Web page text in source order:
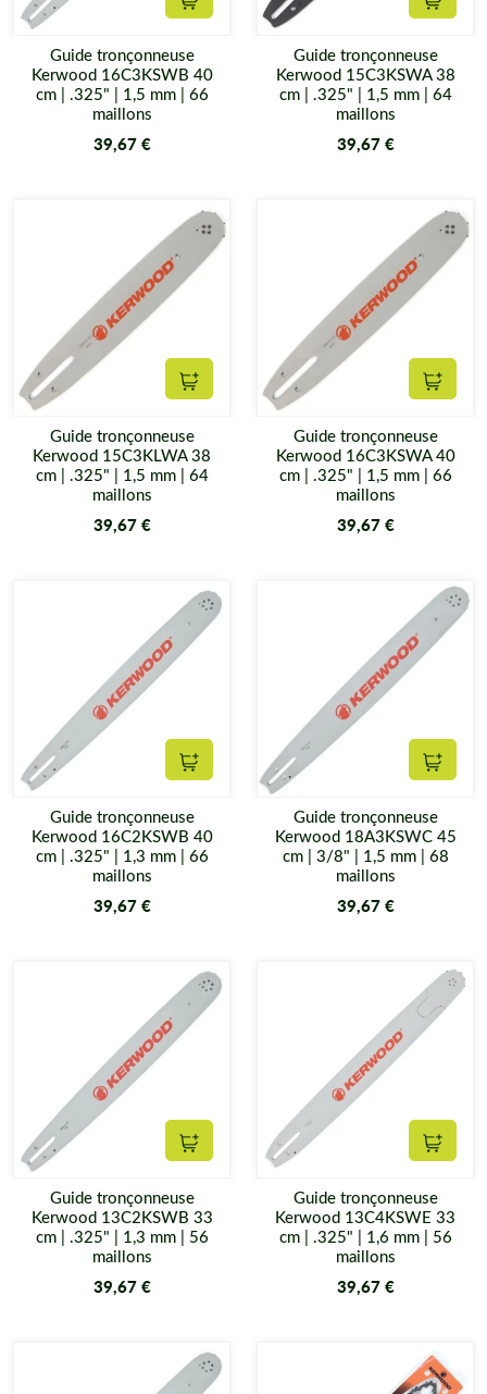
Ajouter au panier
Guide tronçonneuse
Kerwood 16C3KSWB 40
cm | .325" | 1,5 mm | 66
maillons
39,67 €
Guide tronçonneuse
Kerwood 15C3KSWA 38
cm | .325" | 1,5 mm | 64
maillons
39,67 €
Ajouter au panier
Guide tronçonneuse
Kerwood 15C3KLWA 38
cm | .325" | 1,5 mm | 64
maillons
39,67 €
Guide tronçonneuse
Kerwood 16C3KSWA 40
cm | .325" | 1,5 mm | 66
maillons
39,67 €
Ajouter au panier
Guide tronçonneuse
Kerwood 16C2KSWB 40
cm | .325" | 1,3 mm | 66
maillons
39,67 €
Guide tronçonneuse
Kerwood 18A3KSWC 45
cm | 3/8" | 1,5 mm | 68
maillons
39,67 €
Ajouter au panier
Guide tronçonneuse
Kerwood 13C2KSWB 33
cm | .325" | 1,3 mm | 56
maillons
39,67 €
Guide tronçonneuse
Kerwood 13C4KSWE 33
cm | .325" | 1,6 mm | 56
maillons
39,67 €